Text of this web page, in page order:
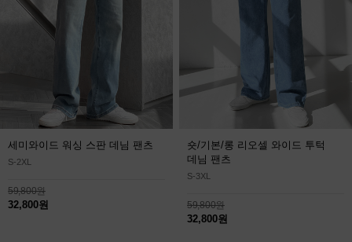
세미와이드 워싱 스판 데님 팬츠
S-2XL
59,800원
32,800원
숏/기본/롱 리오셀 와이드 투턱
데님 팬츠
S-3XL
59,800원
32,800원